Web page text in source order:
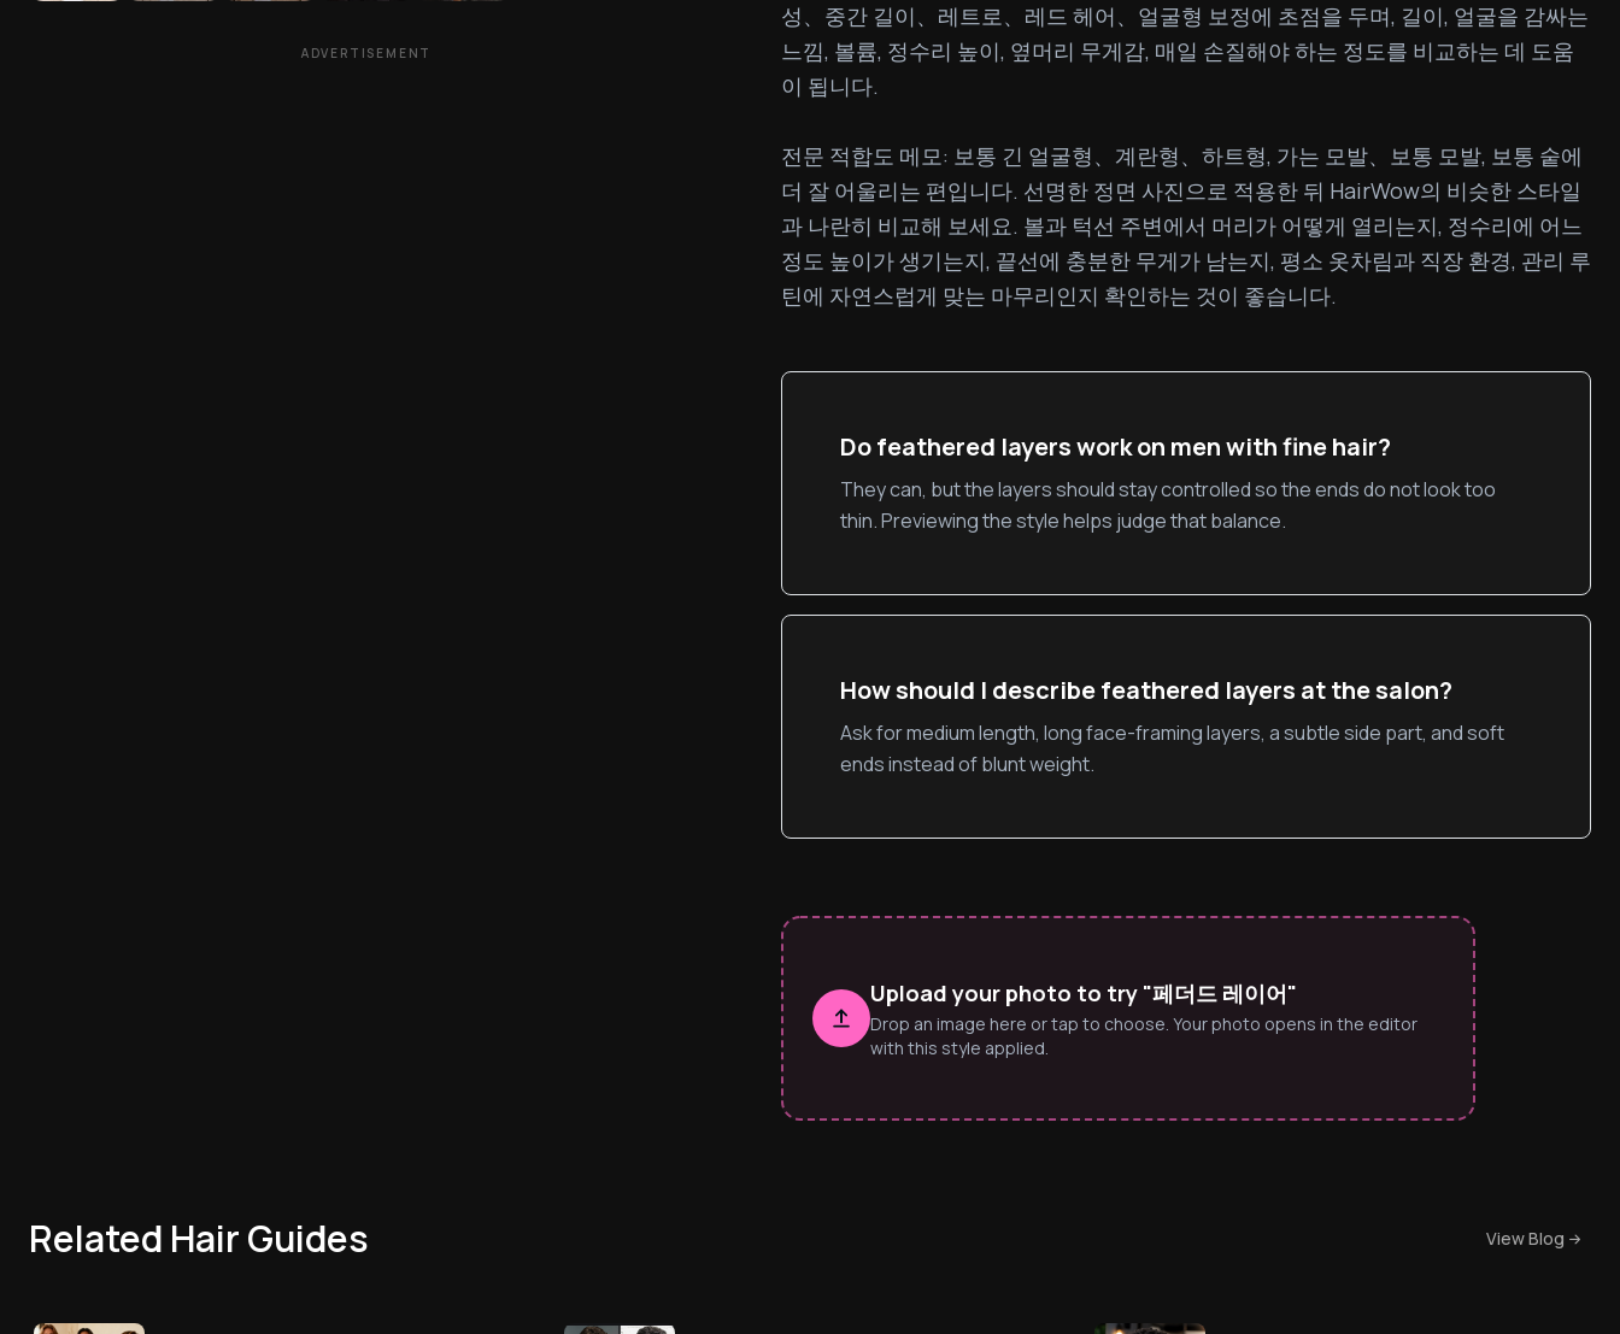
ADVERTISEMENT
성、중간 길이、레트로、레드 헤어、얼굴형 보정에 초점을 두며, 길이, 얼굴을 감싸는
느낌, 볼륨, 정수리 높이, 옆머리 무게감, 매일 손질해야 하는 정도를 비교하는 데 도움
이 됩니다.
전문 적합도 메모: 보통 긴 얼굴형、계란형、하트형, 가는 모발、보통 모발, 보통 숱에
더 잘 어울리는 편입니다. 선명한 정면 사진으로 적용한 뒤 HairWow의 비슷한 스타일
과 나란히 비교해 보세요. 볼과 턱선 주변에서 머리가 어떻게 열리는지, 정수리에 어느
정도 높이가 생기는지, 끝선에 충분한 무게가 남는지, 평소 옷차림과 직장 환경, 관리 루
틴에 자연스럽게 맞는 마무리인지 확인하는 것이 좋습니다.
Do feathered layers work on men with fine hair?
They can, but the layers should stay controlled so the ends do not look too
thin. Previewing the style helps judge that balance.
How should I describe feathered layers at the salon?
Ask for medium length, long face-framing layers, a subtle side part, and soft
ends instead of blunt weight.
Upload your photo to try "페더드 레이어"
Drop an image here or tap to choose. Your photo opens in the editor
with this style applied.
Related Hair Guides View Blog